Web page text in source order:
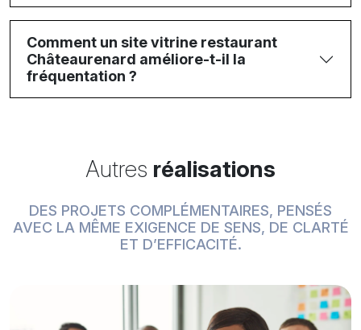
Comment un site vitrine restaurant
Châteaurenard améliore-t-il la
fréquentation ?
Autres réalisations
DES PROJETS COMPLÉMENTAIRES, PENSÉS
AVEC LA MÊME EXIGENCE DE SENS, DE CLARTÉ
ET D’EFFICACITÉ.